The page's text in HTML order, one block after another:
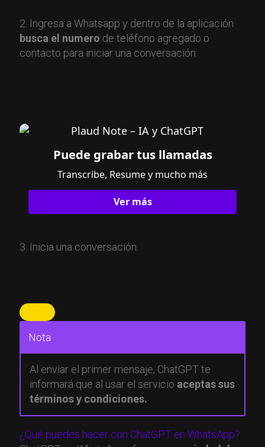
2. Ingresa a Whatsapp y dentro de la aplicación
busca el numero de teléfono agregado o
contacto para iniciar una conversación:
Puede grabar tus llamadas
Transcribe, Resume y mucho más
Ver más
3. Inicia una conversación.
Nota
Al enviar el primer mensaje, ChatGPT te
informará que al usar el servicio aceptas sus
términos y condiciones.
¿Qué puedes hacer con ChatGPT en WhatsApp?